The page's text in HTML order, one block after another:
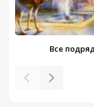
Все